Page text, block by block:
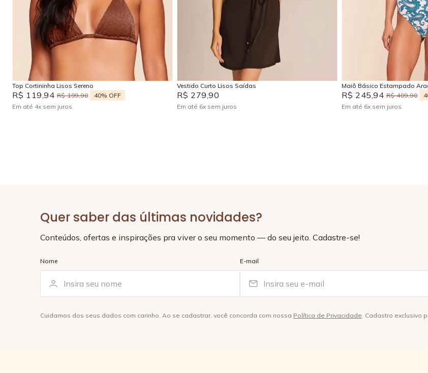
M G GG
Top Cortininha Lisos Sereno
R$ 119,94 R$ 199,90 40% OFF
Em até 4x sem juros
P
Adicionar na sacola
Vestido Curto Lisos Saídas
R$ 279,90
Em até 6x sem juros
Adicionar
Maiô Básico Estampado
R$ 245,94 R$ 409,90
Em até 6x sem juros
Quer saber das últimas novidades?
Conteúdos, ofertas e inspirações pra viver o seu momento — do seu jeito. Cadastre-se!
Nome E-mail
Cuidamos dos seus dados com carinho. Ao se cadastrar, você concorda com nossa Política de Privacidade. Cadastro exclusivo